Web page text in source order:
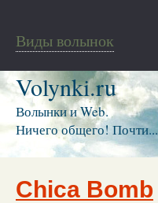
Виды волынок
Volynki.ru
Волынки и Web.
Ничего общего! Почти...
Chica Bomb